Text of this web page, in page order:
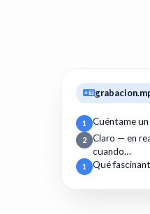
1 Cuéntame
2
Claro — en
cuando…
1 Qué